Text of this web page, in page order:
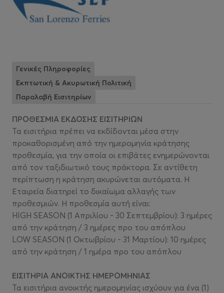
Γενικές Πληροφορίες
Εκπτωτική & Ακυρωτική Πολιτική
Παραλαβή Εισιτηρίων
ΠΡΟΘΕΣΜΙΑ ΕΚΔΟΣΗΣ ΕΙΣΙΤΗΡΙΩΝ
Τα εισιτήρια πρέπει να εκδίδονται μέσα στην
προκαθορισμένη από την ημερομηνία κράτησης
προθεσμία, για την οποία οι επιβάτες ενημερώνονται
από τον ταξιδιωτικό τους πράκτορα. Σε αντίθετη
περίπτωση η κράτηση ακυρώνεται αυτόματα. Η
Εταιρεία διατηρεί το δικαίωμα αλλαγής των
προθεσμιών. Η προθεσμία αυτή είναι:
HIGH SEASON (1 Απριλίου - 30 Σεπτεμβρίου): 3 ημέρες
από την κράτηση / 3 ημέρες προ του απόπλου
LOW SEASON (1 Οκτωβρίου - 31 Μαρτίου): 10 ημέρες
από την κράτηση / 1 ημέρα προ του απόπλου
ΕΙΣΙΤΗΡΙΑ ΑΝΟΙΚΤΗΣ ΗΜΕΡΟΜΗΝΙΑΣ
Τα εισιτήρια ανοικτής ημερομηνίας ισχύουν για ένα (1)